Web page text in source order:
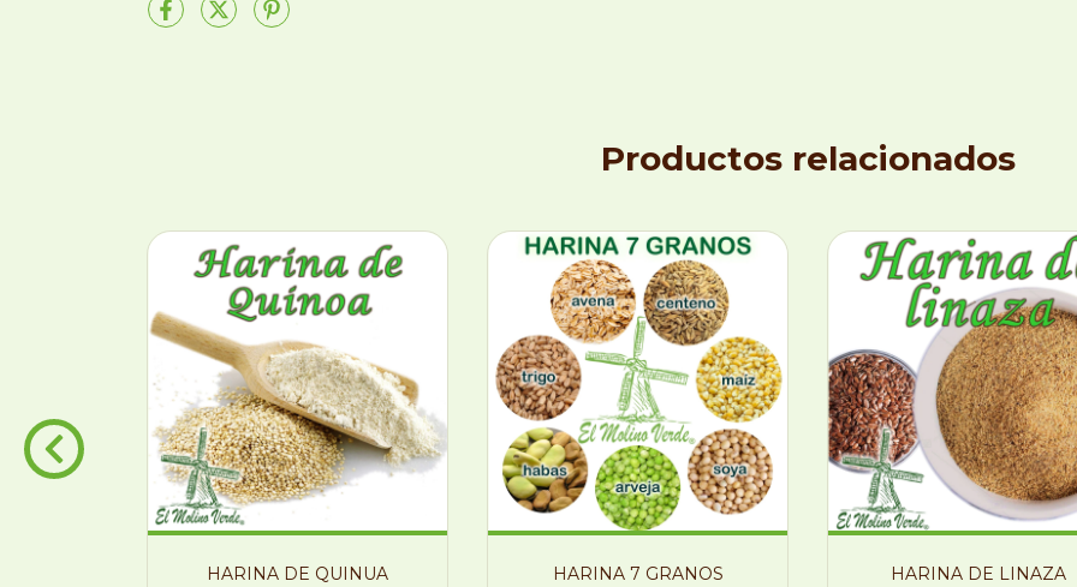
Productos relacionados
HARINA DE QUINUA HARINA 7 GRANOS HARINA DE LINAZA